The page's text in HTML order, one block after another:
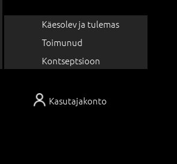
Kasutajakonto
Käesolev ja tulemas
Toimunud
Kontseptsioon